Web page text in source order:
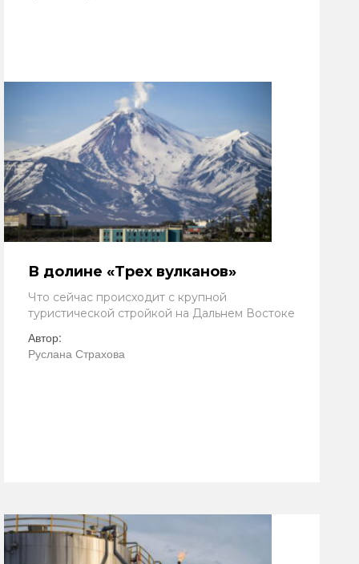
В долине «Трех вулканов»
Что сейчас происходит с крупной
туристической стройкой на Дальнем Востоке
Автор:
Руслана Страхова